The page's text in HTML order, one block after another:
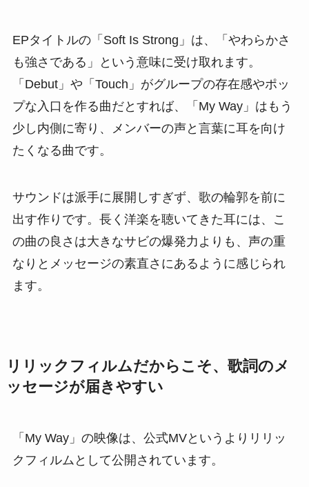
EPタイトルの「Soft Is Strong」は、「やわらかさ
も強さである」という意味に受け取れます。
「Debut」や「Touch」がグループの存在感やポッ
プな入口を作る曲だとすれば、「My Way」はもう
少し内側に寄り、メンバーの声と言葉に耳を向け
たくなる曲です。
サウンドは派手に展開しすぎず、歌の輪郭を前に
出す作りです。長く洋楽を聴いてきた耳には、こ
の曲の良さは大きなサビの爆発力よりも、声の重
なりとメッセージの素直さにあるように感じられ
ます。
リリックフィルムだからこそ、歌詞のメ
ッセージが届きやすい
「My Way」の映像は、公式MVというよりリリッ
クフィルムとして公開されています。